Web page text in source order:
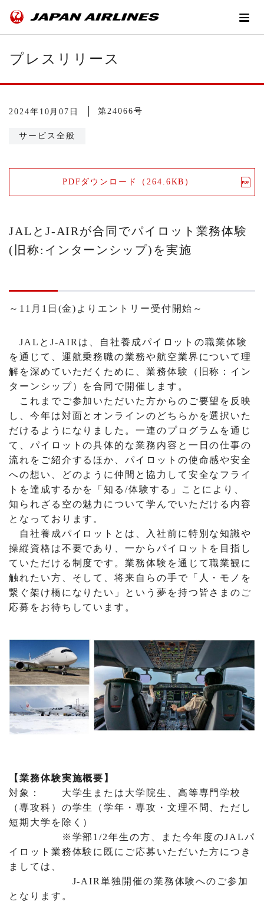
プレスリリース
2024年10月07日 第24066号
サービス全般
PDFダウンロード（264.6KB）
JALとJ-AIRが合同でパイロット業務体験
(旧称:インターンシップ)を実施
～11月1日(金)よりエントリー受付開始～
JALとJ-AIRは、自社養成パイロットの職業体験
を通じて、運航乗務職の業務や航空業界について理
解を深めていただくために、業務体験（旧称：イン
ターンシップ）を合同で開催します。
これまでご参加いただいた方からのご要望を反映
し、今年は対面とオンラインのどちらかを選択いた
だけるようになりました。一連のプログラムを通じ
て、パイロットの具体的な業務内容と一日の仕事の
流れをご紹介するほか、パイロットの使命感や安全
への想い、どのように仲間と協力して安全なフライ
トを達成するかを「知る/体験する」ことにより、
知られざる空の魅力について学んでいただける内容
となっております。
自社養成パイロットとは、入社前に特別な知識や
操縦資格は不要であり、一からパイロットを目指し
ていただける制度です。業務体験を通じて職業観に
触れたい方、そして、将来自らの手で「人・モノを
繋ぐ架け橋になりたい」という夢を持つ皆さまのご
応募をお待ちしています。
【業務体験実施概要】
対象： 大学生または大学院生、高等専門学校
（専攻科）の学生（学年・専攻・文理不問、ただし
短期大学を除く）
※学部1/2年生の方、また今年度のJALパ
イロット業務体験に既にご応募いただいた方につき
ましては、
J-AIR単独開催の業務体験へのご参加
となります。